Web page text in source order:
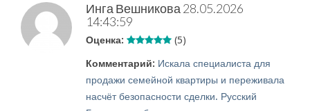
Инга Вешникова 28.05.2026
14:43:59
Оценка: (5)
Комментарий: Искала специалиста для
продажи семейной квартиры и переживала
насчёт безопасности сделки. Русский